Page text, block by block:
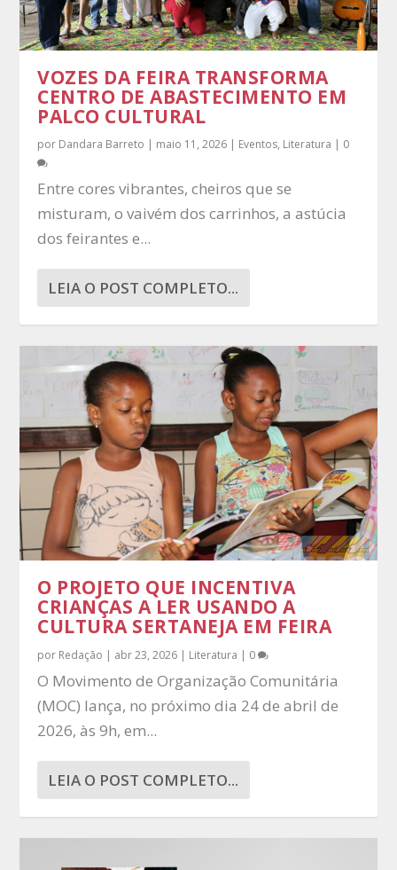
VOZES DA FEIRA TRANSFORMA
CENTRO DE ABASTECIMENTO EM
PALCO CULTURAL
por Dandara Barreto | maio 11, 2026 | Eventos, Literatura | 0
Entre cores vibrantes, cheiros que se
misturam, o vaivém dos carrinhos, a astúcia
dos feirantes e...
LEIA O POST COMPLETO...
O PROJETO QUE INCENTIVA
CRIANÇAS A LER USANDO A
CULTURA SERTANEJA EM FEIRA
por Redação | abr 23, 2026 | Literatura | 0
O Movimento de Organização Comunitária
(MOC) lança, no próximo dia 24 de abril de
2026, às 9h, em...
LEIA O POST COMPLETO...